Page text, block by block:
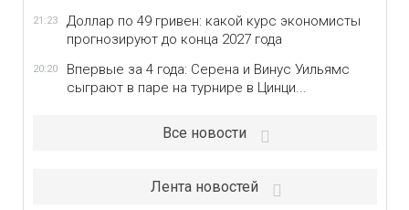
21:23
Доллар по 49 гривен: какой курс экономисты
прогнозируют до конца 2027 года
20:20
Впервые за 4 года: Серена и Винус Уильямс
сыграют в паре на турнире в Цинци...
Все новости
Лента новостей